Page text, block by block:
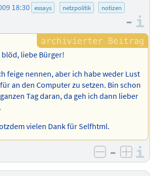
18:30 essays netzpolitik notizen
–
liebe Bürger!
feige nennen, aber ich habe weder Lust
an den Computer zu setzen. Bin schon
Tag daran, da geh ich dann lieber
vielen Dank für Selfhtml.
negativ
–